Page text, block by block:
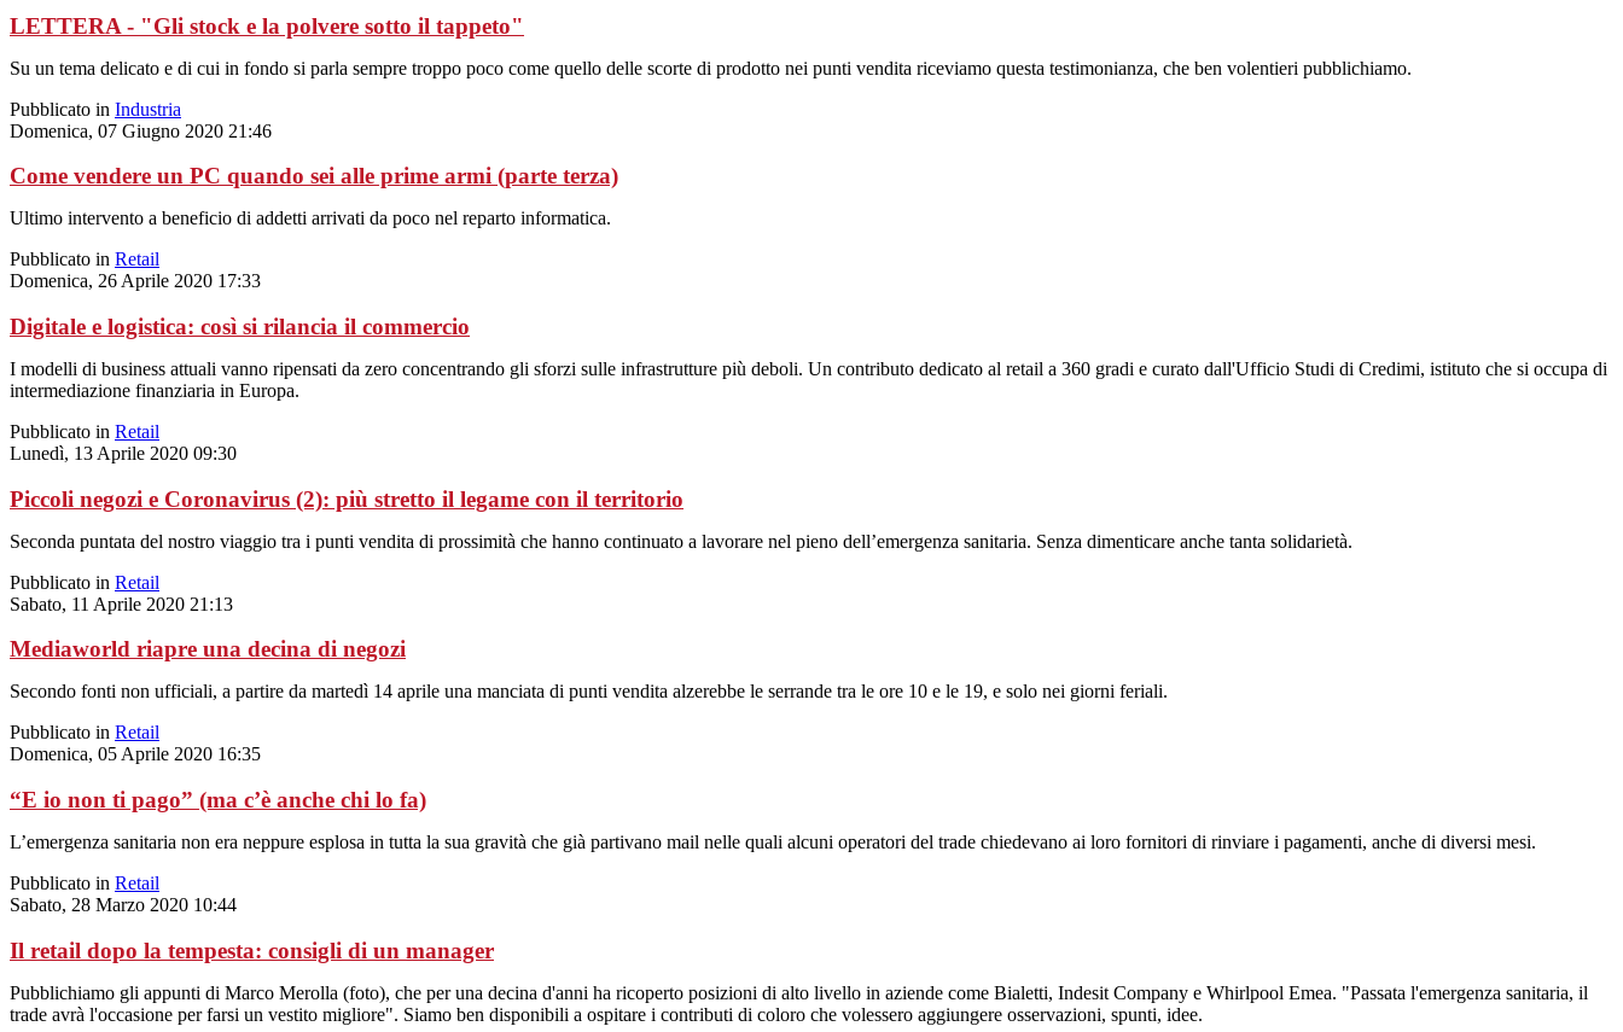
LETTERA - "Gli stock e la polvere sotto il tappeto"
Su un tema delicato e di cui in fondo si parla sempre troppo poco come quello delle scorte di prodotto nei punti vendita riceviamo questa testimonianza, che ben volentieri pubblichiamo.
Pubblicato in Industria
Domenica, 07 Giugno 2020 21:46
Come vendere un PC quando sei alle prime armi (parte terza)
Ultimo intervento a beneficio di addetti arrivati da poco nel reparto informatica.
Pubblicato in Retail
Domenica, 26 Aprile 2020 17:33
Digitale e logistica: così si rilancia il commercio
I modelli di business attuali vanno ripensati da zero concentrando gli sforzi sulle infrastrutture più deboli. Un contributo dedicato al retail a 360 gradi e curato dall'Ufficio Studi di Credimi, istituto che si occupa di
intermediazione finanziaria in Europa.
Pubblicato in Retail
Lunedì, 13 Aprile 2020 09:30
Piccoli negozi e Coronavirus (2): più stretto il legame con il territorio
Seconda puntata del nostro viaggio tra i punti vendita di prossimità che hanno continuato a lavorare nel pieno dell’emergenza sanitaria. Senza dimenticare anche tanta solidarietà.
Pubblicato in Retail
Sabato, 11 Aprile 2020 21:13
Mediaworld riapre una decina di negozi
Secondo fonti non ufficiali, a partire da martedì 14 aprile una manciata di punti vendita alzerebbe le serrande tra le ore 10 e le 19, e solo nei giorni feriali.
Pubblicato in Retail
Domenica, 05 Aprile 2020 16:35
“E io non ti pago” (ma c’è anche chi lo fa)
L’emergenza sanitaria non era neppure esplosa in tutta la sua gravità che già partivano mail nelle quali alcuni operatori del trade chiedevano ai loro fornitori di rinviare i pagamenti, anche di diversi mesi.
Pubblicato in Retail
Sabato, 28 Marzo 2020 10:44
Il retail dopo la tempesta: consigli di un manager
Pubblichiamo gli appunti di Marco Merolla (foto), che per una decina d'anni ha ricoperto posizioni di alto livello in aziende come Bialetti, Indesit Company e Whirlpool Emea. "Passata l'emergenza sanitaria, il
trade avrà l'occasione per farsi un vestito migliore". Siamo ben disponibili a ospitare i contributi di coloro che volessero aggiungere osservazioni, spunti, idee.